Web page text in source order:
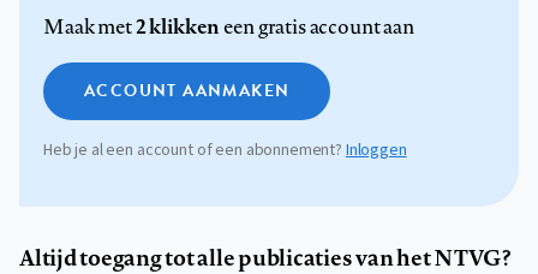
Maak met2 klikkeneen gratis account aan
ACCOUNT AANMAKEN
Heb je al een account of een abonnement? Inloggen
Altijd toegang tot alle publicaties van het NTVG?